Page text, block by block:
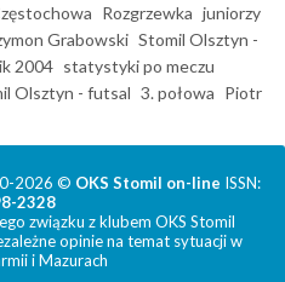
Rozgrzewka juniorzy
Grabowski Stomil Olsztyn -
2004 statystyki po meczu
Olsztyn - futsal 3. połowa Piotr
2026 © OKS Stomil on-line ISSN:
2328
związku z klubem OKS Stomil
opinie na temat sytuacji w
i Mazurach